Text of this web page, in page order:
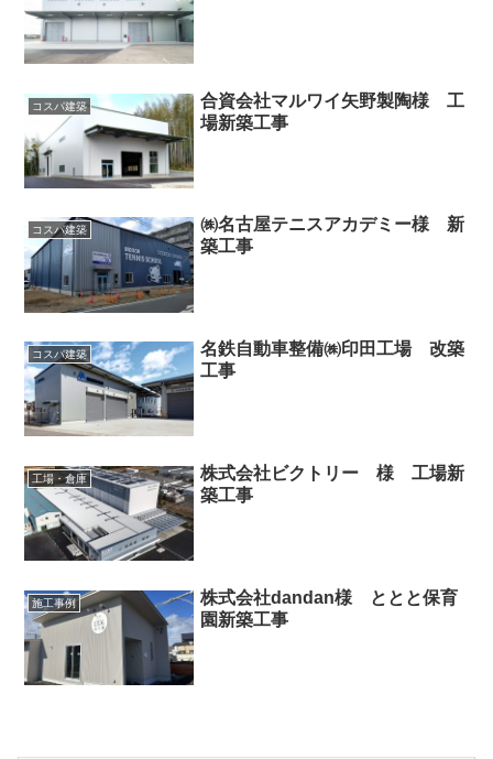
コスパ建築
合資会社マルワイ矢野製陶様 工
場新築工事
コスパ建築
㈱名古屋テニスアカデミー様 新
築工事
コスパ建築
名鉄自動車整備㈱印田工場 改築
工事
工場・倉庫
株式会社ビクトリー 様 工場新
築工事
施工事例
株式会社dandan様 ととと保育
園新築工事